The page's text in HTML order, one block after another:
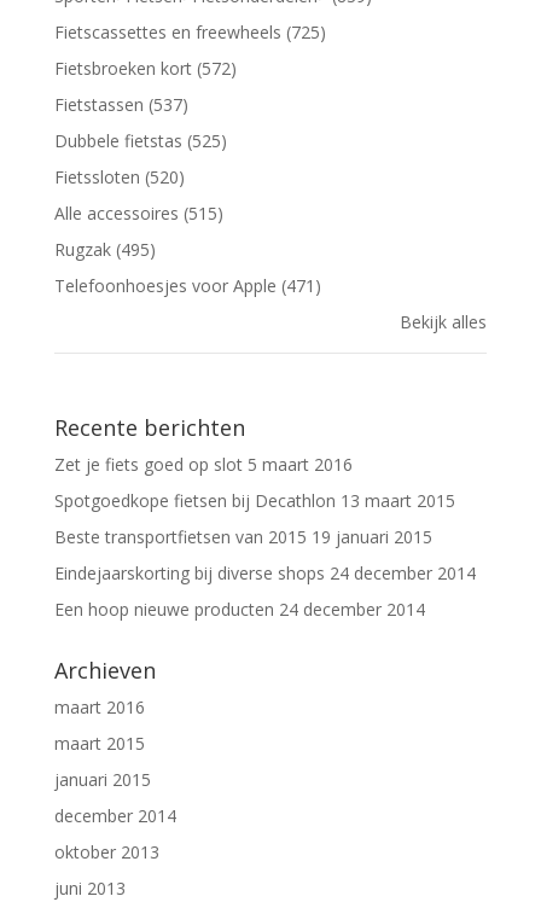
Fietscassettes en freewheels (725)
Fietsbroeken kort (572)
Fietstassen (537)
Dubbele fietstas (525)
Fietssloten (520)
Alle accessoires (515)
Rugzak (495)
Telefoonhoesjes voor Apple (471)
Bekijk alles
Recente berichten
Zet je fiets goed op slot 5 maart 2016
Spotgoedkope fietsen bij Decathlon 13 maart 2015
Beste transportfietsen van 2015 19 januari 2015
Eindejaarskorting bij diverse shops 24 december 2014
Een hoop nieuwe producten 24 december 2014
Archieven
maart 2016
maart 2015
januari 2015
december 2014
oktober 2013
juni 2013